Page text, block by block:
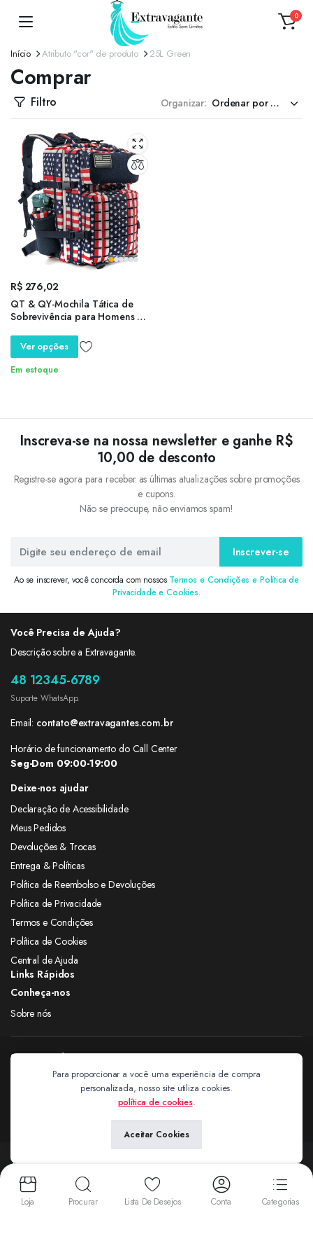
0
Início Atributo "cor" de produto 25L Green
Comprar
Filtro Organizar:
R$276,02
QT & QY-Mochila Tática de
Sobrevivência para Homens e
Mochila Molle, Mochila Escolar,
Mochila de Ginásio com
Suporte Duplo, 25L, 45L
Ver opções
Em estoque
Inscreva-se na nossa newsletter e ganhe R$
10,00 de desconto
Registre-se agora para receber as últimas atualizações sobre promoções
e cupons.
Não se preocupe, não enviamos spam!
Inscrever-se
Ao se inscrever, você concorda com nossos Termos e Condições e Política de
Privacidade e Cookies.
Você Precisa de Ajuda?
Descrição sobre a Extravagante.
48 12345-6789
Suporte WhatsApp.
Email: contato@extravagantes.com.br
Horário de funcionamento do Call Center
Seg-Dom 09:00-19:00
Deixe-nos ajudar
Declaração de Acessibilidade
Meus Pedidos
Devoluções & Trocas
Entrega & Políticas
Política de Reembolso e Devoluções
Política de Privacidade
Termos e Condições
Política de Cookies
Central de Ajuda
Links Rápidos
Conheça-nos
Sobre nós
Siga nas redes
Copyright 2024 © Extravagantes. Todos os direitos reservados. by
Aceitamos:
Para proporcionar a você uma experiência de compra
personalizada, nosso site utiliza cookies.
política de cookies.
Aceitar Cookies
Loja Procurar Lista De Desejos Conta Categorias